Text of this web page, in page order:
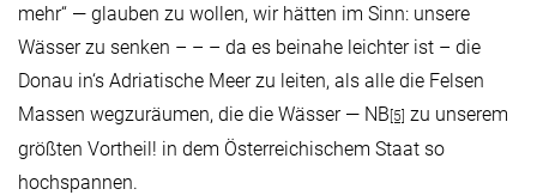
mehr“ — glauben zu wollen, wir hätten im Sinn: unsere
Wässer zu senken – – – da es beinahe leichter ist – die
Donau in‘s Adriatische Meer zu leiten, als alle die Felsen
Massen wegzuräumen, die die Wässer — NB [5] zu unserem
größten Vortheil! in dem Österreichischem Staat so
hochspannen.